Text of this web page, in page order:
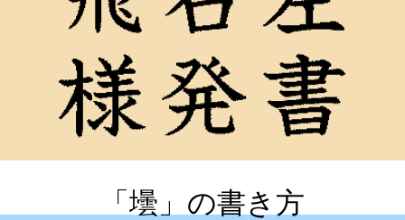
「壜」の書き方